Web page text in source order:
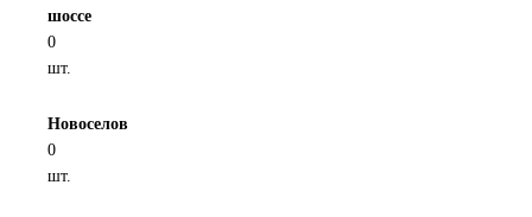
Valvoline
шоссе
0
шт.
Новоселов
0
шт.